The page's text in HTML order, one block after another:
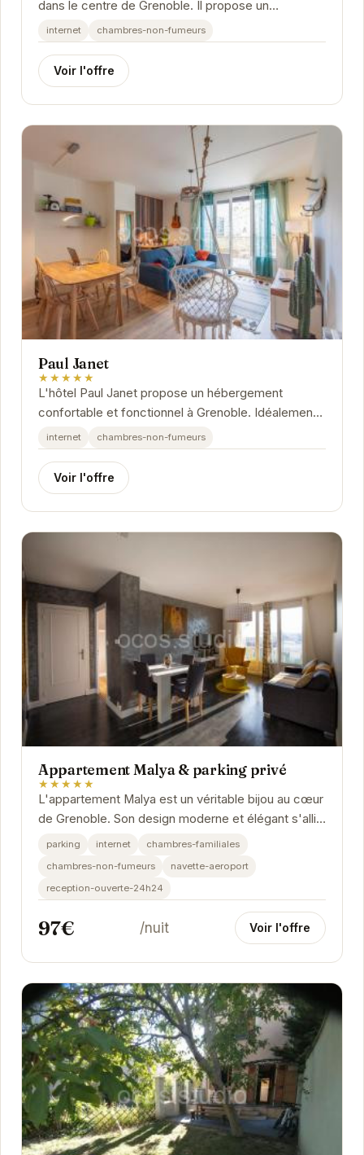
dans le centre de Grenoble. Il propose un
hébergement confortable et bien équipé, idéal pour
les...
internet chambres-non-fumeurs
Voir l'offre
Paul Janet
★★★★★
L'hôtel Paul Janet propose un hébergement
confortable et fonctionnel à Grenoble. Idéalement
situé, il offre un accès facile aux principaux...
internet chambres-non-fumeurs
Voir l'offre
Appartement Malya & parking privé
★★★★★
L'appartement Malya est un véritable bijou au cœur
de Grenoble. Son design moderne et élégant s'allie
parfaitement avec le confort et la...
parking internet
chambres-familiales
chambres-non-fumeurs
navette-aeroport
reception-ouverte-24h24
97€ /nuit Voir l'offre